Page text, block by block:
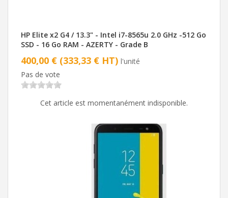
HP Elite x2 G4 / 13.3" - Intel i7-8565u 2.0 GHz -512 Go
SSD - 16 Go RAM - AZERTY - Grade B
400,00 € (333,33 € HT) l'unité
Pas de vote
Cet article est momentanément indisponible.